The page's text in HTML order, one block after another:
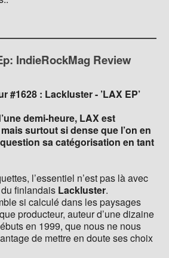
IndieRockMag Review
#1628 : Lackluster - ’LAX EP’
demi-heure, LAX est
surtout si dense que l’on en
sa catégorisation en tant
l’essentiel n’est pas là avec
finlandais Lackluster.
si calculé dans les paysages
producteur, auteur d’une dizaine
en 1999, que nous ne nous
de mettre en doute ses choix